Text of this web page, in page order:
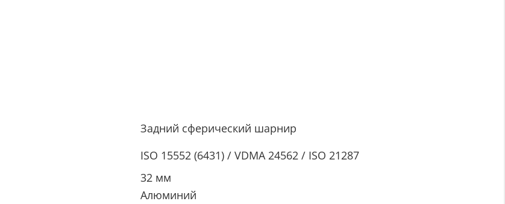
Задний сферический шарнир
ISO 15552 (6431) / VDMA 24562 / ISO 21287
32 мм
Алюминий